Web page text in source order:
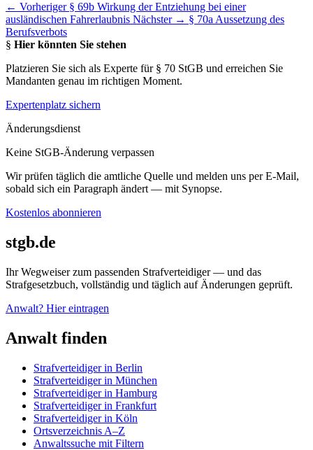
← Vorheriger § 69b Wirkung der Entziehung bei einer
ausländischen Fahrerlaubnis Nächster → § 70a Aussetzung des
Berufsverbots
§ Hier könnten Sie stehen
Platzieren Sie sich als Experte für § 70 StGB und erreichen Sie
Mandanten genau im richtigen Moment.
Expertenplatz sichern
Änderungsdienst
Keine StGB-Änderung verpassen
Wir prüfen täglich die amtliche Quelle und melden uns per E-Mail,
sobald sich ein Paragraph ändert — mit Synopse.
Kostenlos abonnieren
stgb.de
Ihr Wegweiser zum passenden Strafverteidiger — und das
Strafgesetzbuch, vollständig und täglich auf Änderungen geprüft.
Anwalt? Hier eintragen
Anwalt finden
Strafverteidiger in Berlin
Strafverteidiger in München
Strafverteidiger in Hamburg
Strafverteidiger in Frankfurt
Strafverteidiger in Köln
Ortsverzeichnis A–Z
Anwaltssuche mit Filtern